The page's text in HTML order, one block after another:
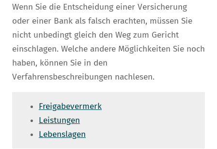
Wenn Sie die Entscheidung einer Versicherung
oder einer Bank als falsch erachten, müssen Sie
nicht unbedingt gleich den Weg zum Gericht
einschlagen. Welche andere Möglichkeiten Sie noch
haben, können Sie in den
Verfahrensbeschreibungen nachlesen.
Freigabevermerk
Leistungen
Lebenslagen